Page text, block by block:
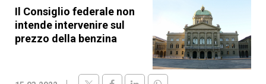
Il Consiglio federale non
intende intervenire sul
prezzo della benzina